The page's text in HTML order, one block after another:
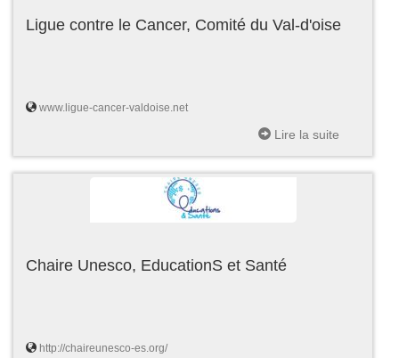
Ligue contre le Cancer, Comité du Val-d'oise
www.ligue-cancer-valdoise.net
Lire la suite
Chaire Unesco, EducationS et Santé
http://chaireunesco-es.org/